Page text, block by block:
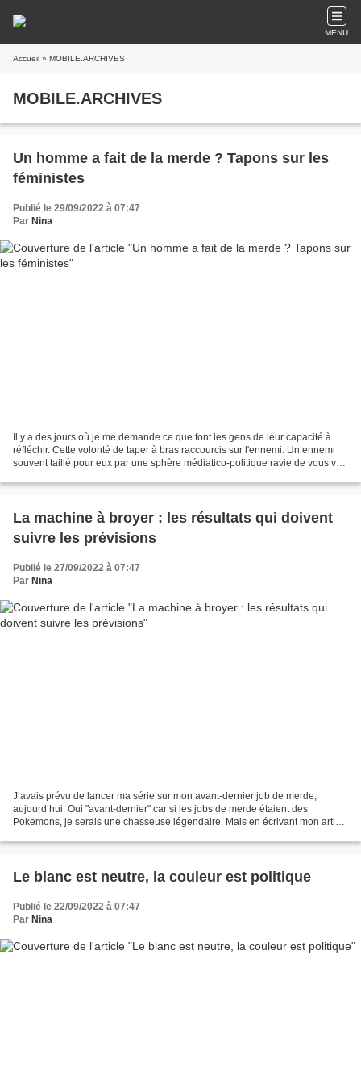
MENU
Accueil » MOBILE.ARCHIVES
MOBILE.ARCHIVES
Un homme a fait de la merde ? Tapons sur les
féministes
Publié le 29/09/2022 à 07:47
Par Nina
Il y a des jours où je me demande ce que font les gens de leur capacité à
réfléchir. Cette volonté de taper à bras raccourcis sur l'ennemi. Un ennemi
souvent taillé pour eux par une sphère médiatico-politique ravie de vous voir
La machine à broyer : les résultats qui doivent
suivre les prévisions
Publié le 27/09/2022 à 07:47
Par Nina
J’avais prévu de lancer ma série sur mon avant-dernier job de merde,
aujourd’hui. Oui "avant-dernier" car si les jobs de merde étaient des
Pokemons, je serais une chasseuse légendaire. Mais en écrivant mon article
Le blanc est neutre, la couleur est politique
Publié le 22/09/2022 à 07:47
Par Nina